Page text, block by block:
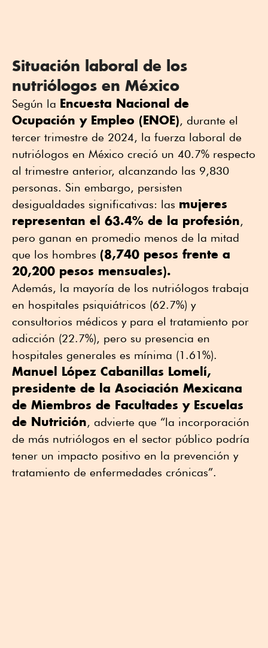
Situación laboral de los
nutriólogos en México
Según la Encuesta Nacional de
Ocupación y Empleo (ENOE), durante el
tercer trimestre de 2024, la fuerza laboral de
nutriólogos en México creció un 40.7% respecto
al trimestre anterior, alcanzando las 9,830
personas. Sin embargo, persisten
desigualdades significativas: las mujeres
representan el 63.4% de la profesión,
pero ganan en promedio menos de la mitad
que los hombres (8,740 pesos frente a
20,200 pesos mensuales).
Además, la mayoría de los nutriólogos trabaja
en hospitales psiquiátricos (62.7%) y
consultorios médicos y para el tratamiento por
adicción (22.7%), pero su presencia en
hospitales generales es mínima (1.61%).
Manuel López Cabanillas Lomelí,
presidente de la Asociación Mexicana
de Miembros de Facultades y Escuelas
de Nutrición, advierte que “la incorporación
de más nutriólogos en el sector público podría
tener un impacto positivo en la prevención y
tratamiento de enfermedades crónicas”.